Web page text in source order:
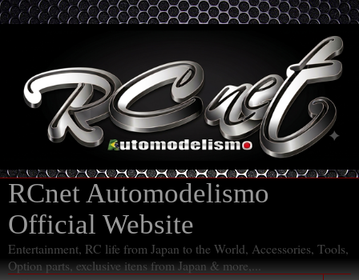
RCnet Automodelismo
Official Website
Entertainment, RC life from Japan to the World, Accessories, Tools,
Option parts, exclusive itens from Japan & more,...